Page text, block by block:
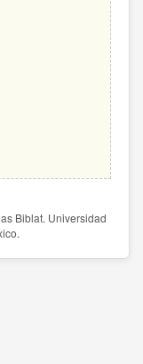
Biblat. Universidad